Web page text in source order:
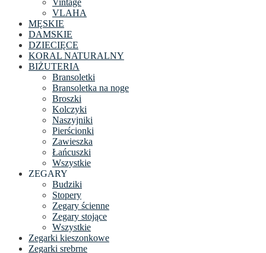
VLAHA
MĘSKIE
DAMSKIE
DZIECIĘCE
KORAL NATURALNY
BIŻUTERIA
Bransoletki
Bransoletka na noge
Broszki
Kolczyki
Naszyjniki
Pierścionki
Zawieszka
Łańcuszki
Wszystkie
ZEGARY
Budziki
Stopery
Zegary ścienne
Zegary stojące
Wszystkie
Zegarki kieszonkowe
Zegarki srebrne